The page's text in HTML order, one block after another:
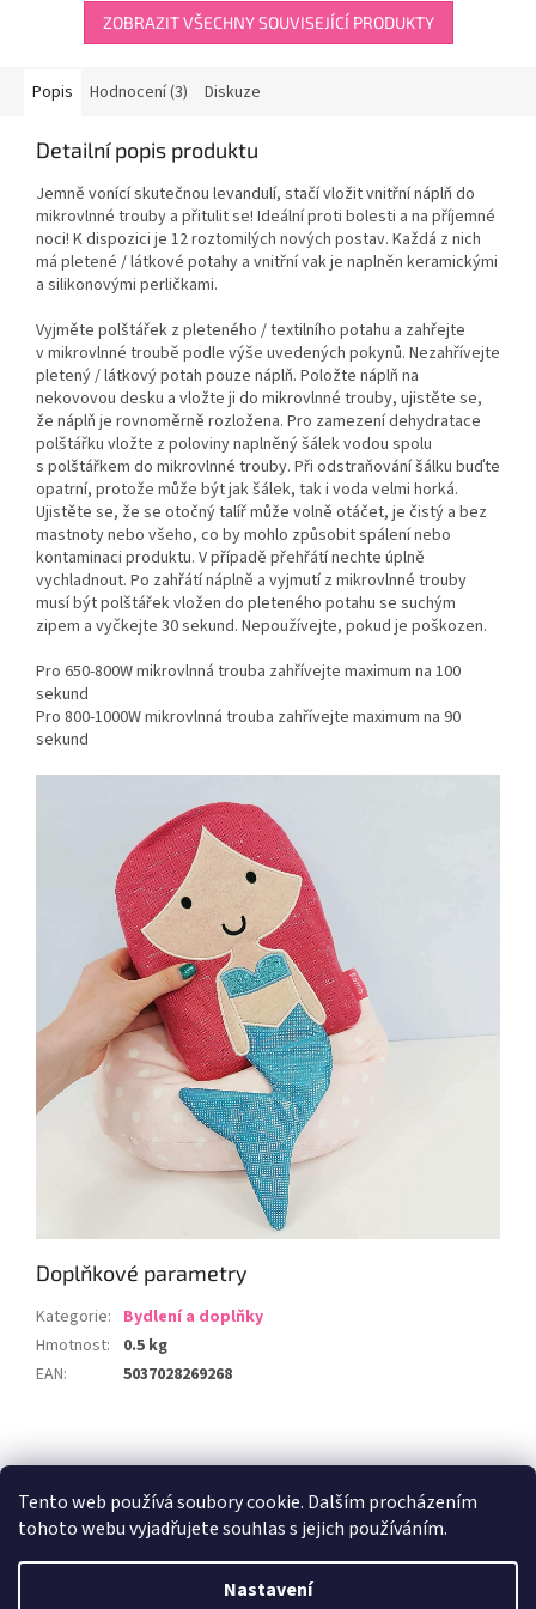
Tento web používá soubory cookie. Dalším procházením
tohoto webu vyjadřujete souhlas s jejich používáním.
Nastavení
ZOBRAZIT VŠECHNY SOUVISEJÍCÍ PRODUKTY
Popis Hodnocení (3) Diskuze
Detailní popis produktu
Jemně vonící skutečnou levandulí, stačí vložit vnitřní náplň do
mikrovlnné trouby a přitulit se! Ideální proti bolesti a na příjemné
noci! K dispozici je 12 roztomilých nových postav. Každá z nich
má pletené / látkové potahy a vnitřní vak je naplněn keramickými
a silikonovými perličkami.
Vyjměte polštářek z pleteného / textilního potahu a zahřejte
v mikrovlnné troubě podle výše uvedených pokynů. Nezahřívejte
pletený / látkový potah pouze náplň. Položte náplň na
nekovovou desku a vložte ji do mikrovlnné trouby, ujistěte se,
že náplň je rovnoměrně rozložena. Pro zamezení dehydratace
polštářku vložte z poloviny naplněný šálek vodou spolu
s polštářkem do mikrovlnné trouby. Při odstraňování šálku buďte
opatrní, protože může být jak šálek, tak i voda velmi horká.
Ujistěte se, že se otočný talíř může volně otáčet, je čistý a bez
mastnoty nebo všeho, co by mohlo způsobit spálení nebo
kontaminaci produktu. V případě přehřátí nechte úplně
vychladnout. Po zahřátí náplně a vyjmutí z mikrovlnné trouby
musí být polštářek vložen do pleteného potahu se suchým
zipem a vyčkejte 30 sekund. Nepoužívejte, pokud je poškozen.
Pro 650-800W mikrovlnná trouba zahřívejte maximum na 100
sekund
Pro 800-1000W mikrovlnná trouba zahřívejte maximum na 90
sekund
Doplňkové parametry
Kategorie: Bydlení a doplňky
Hmotnost:
0.5 kg
EAN: 5037028269268
á
Vytvořil Shoptet